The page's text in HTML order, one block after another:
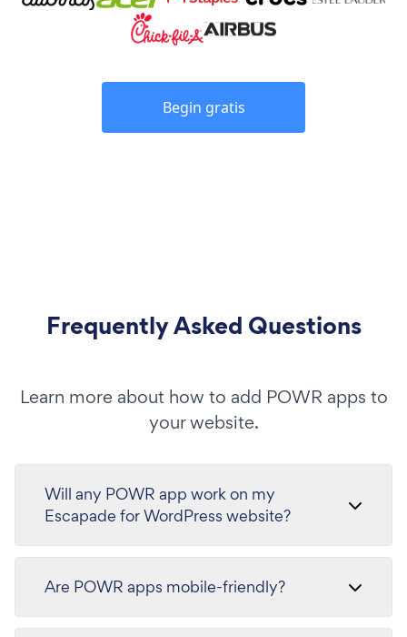
Begin gratis
Frequently Asked Questions
Learn more about how to add POWR apps to
your website.
Will any POWR app work on my
Escapade for WordPress website?
Are POWR apps mobile-friendly?